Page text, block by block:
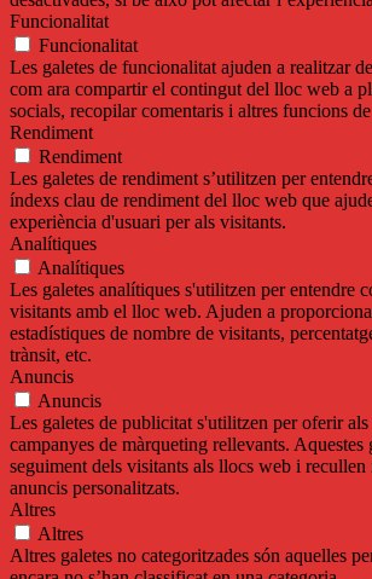
Funcionalitat
Funcionalitat
Les galetes de funcionalitat ajuden a realitzar
com ara compartir el contingut del lloc web a
socials, recopilar comentaris i altres funcions
Rendiment
Rendiment
Les galetes de rendiment s’utilitzen per
índexs clau de rendiment del lloc web que
experiència d'usuari per als visitants.
Analítiques
Analítiques
Les galetes analítiques s'utilitzen per entendre
visitants amb el lloc web. Ajuden a
estadístiques de nombre de visitants,
trànsit, etc.
Anuncis
Anuncis
Les galetes de publicitat s'utilitzen per oferir
campanyes de màrqueting rellevants. Aquestes
seguiment dels visitants als llocs web i
anuncis personalitzats.
Altres
Altres
Altres galetes no categoritzades són aquelles